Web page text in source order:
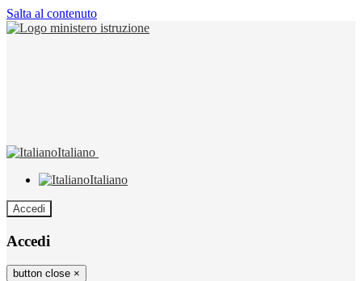
Salta al contenuto
Italiano
Italiano
Accedi
Accedi
button close ×